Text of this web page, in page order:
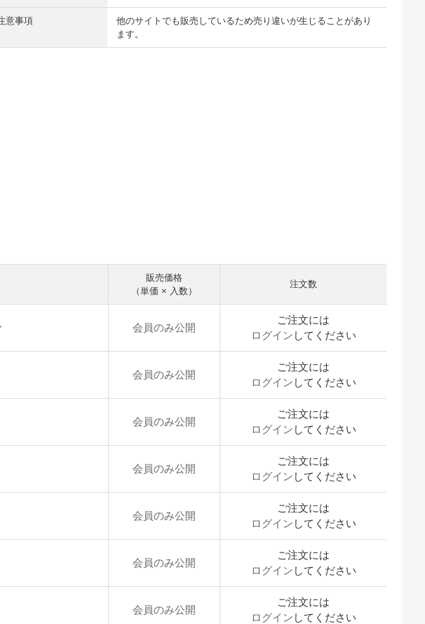
意事項
他のサイトでも販売しているため売り違いが生じることがあり
ます。
販売価格
（単価 × 入数）
注文数
会員のみ公開
ご注文には
ログイン してください
会員のみ公開
ご注文には
ログイン してください
会員のみ公開
ご注文には
ログイン してください
会員のみ公開
ご注文には
ログイン してください
会員のみ公開
ご注文には
ログイン してください
会員のみ公開
ご注文には
ログイン してください
会員のみ公開
ご注文には
ログイン してください